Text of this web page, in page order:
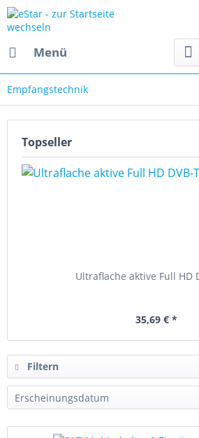
Menü
Empfangstechnik
Topseller
Ultraflache aktive Full HD
35,69 € *
Filtern